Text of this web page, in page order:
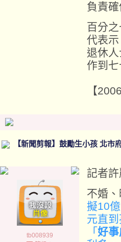
負責
百分
代表
退休
作到七
【
【新聞剪報】鼓勵生小孩 北市
tb008939
記者
不婚
擬10
元直
「 好